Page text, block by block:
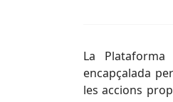
La
encapçalada
les accions